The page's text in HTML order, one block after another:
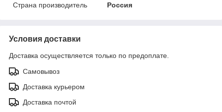
Страна производитель
Россия
Условия доставки
Доставка осуществляется только по предоплате.
Самовывоз
Доставка курьером
Доставка почтой